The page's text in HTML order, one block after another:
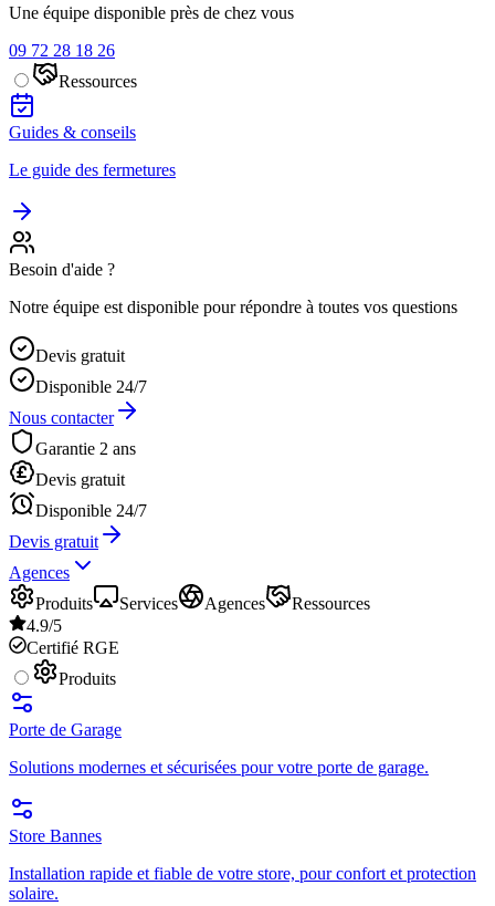
Une équipe disponible près de chez vous
09 72 28 18 26
Ressources
Guides & conseils
Le guide des fermetures
Besoin d'aide ?
Notre équipe est disponible pour répondre à toutes vos questions
Devis gratuit
Disponible 24/7
Nous contacter
Garantie 2 ans
Devis gratuit
Disponible 24/7
Devis gratuit
Agences
Produits
Services Agences
Ressources
4.9/5
Certifié RGE
Produits
Porte de Garage
Solutions modernes et sécurisées pour votre porte de garage.
Store Bannes
Installation rapide et fiable de votre store, pour confort et protection
solaire.